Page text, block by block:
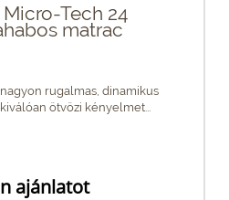
Tech 24
matrac
rugalmas, dinamikus
ötvözi kényelmet...
ajánlatot